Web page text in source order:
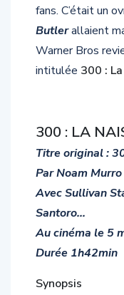
fans. C’était un
Butlerallaient
Warner Bros
intitulée 300 :
300 : LA
Titre original :
Par Noam Murro
Avec Sullivan
Santoro…
Au cinéma le 5
Durée 1h42min
Synopsis